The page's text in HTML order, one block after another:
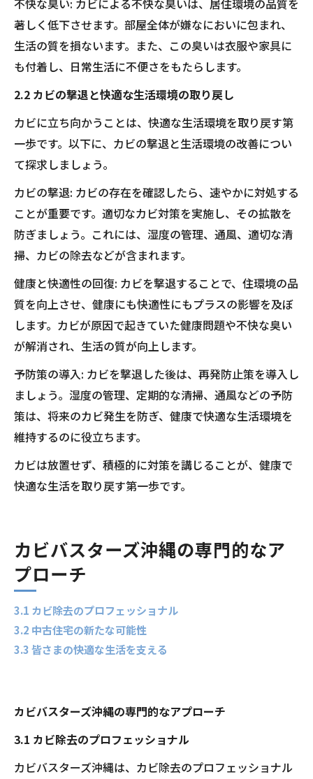
不快な臭い: カビによる不快な臭いは、居住環境の品質を
著しく低下させます。部屋全体が嫌なにおいに包まれ、
生活の質を損ないます。また、この臭いは衣服や家具に
も付着し、日常生活に不便さをもたらします。
2.2 カビの撃退と快適な生活環境の取り戻し
カビに立ち向かうことは、快適な生活環境を取り戻す第
一歩です。以下に、カビの撃退と生活環境の改善につい
て探求しましょう。
カビの撃退: カビの存在を確認したら、速やかに対処する
ことが重要です。適切なカビ対策を実施し、その拡散を
防ぎましょう。これには、湿度の管理、通風、適切な清
掃、カビの除去などが含まれます。
健康と快適性の回復: カビを撃退することで、住環境の品
質を向上させ、健康にも快適性にもプラスの影響を及ぼ
します。カビが原因で起きていた健康問題や不快な臭い
が解消され、生活の質が向上します。
予防策の導入: カビを撃退した後は、再発防止策を導入し
ましょう。湿度の管理、定期的な清掃、通風などの予防
策は、将来のカビ発生を防ぎ、健康で快適な生活環境を
維持するのに役立ちます。
カビは放置せず、積極的に対策を講じることが、健康で
快適な生活を取り戻す第一歩です。
カビバスターズ沖縄の専門的なア
プローチ
3.1 カビ除去のプロフェッショナル
3.2 中古住宅の新たな可能性
3.3 皆さまの快適な生活を支える
カビバスターズ沖縄の専門的なアプローチ
3.1 カビ除去のプロフェッショナル
カビバスターズ沖縄は、カビ除去のプロフェッショナル